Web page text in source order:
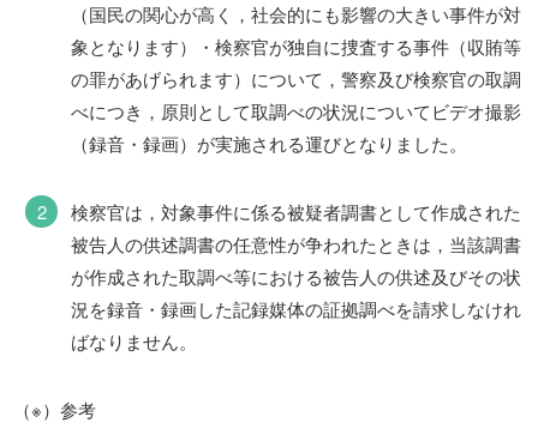
（国民の関心が高く，社会的にも影響の大きい事件が対
象となります）・検察官が独自に捜査する事件（収賄等
の罪があげられます）について，警察及び検察官の取調
べにつき，原則として取調べの状況についてビデオ撮影
（録音・録画）が実施される運びとなりました。
検察官は，対象事件に係る被疑者調書として作成された
被告人の供述調書の任意性が争われたときは，当該調書
が作成された取調べ等における被告人の供述及びその状
況を録音・録画した記録媒体の証拠調べを請求しなけれ
ばなりません。
（※）参考